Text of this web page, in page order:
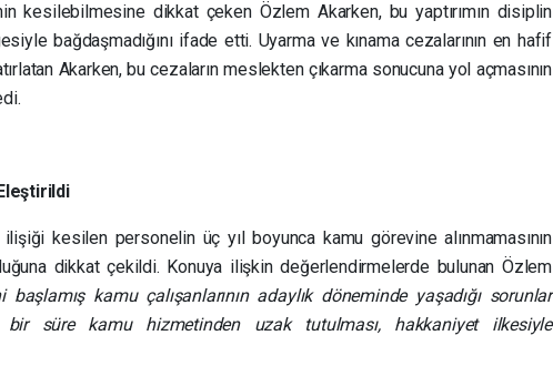
kesilebilmesine dikkat çeken Özlem Akarken, bu yaptırımın disiplin
bağdaşmadığını ifade etti. Uyarma ve kınama cezalarının en hafif
Akarken, bu cezaların meslekten çıkarma sonucuna yol açmasının
ilişiği kesilen personelin üç yıl boyunca kamu görevine alınmamasının
dikkat çekildi. Konuya ilişkin değerlendirmelerde bulunan Özlem
başlamış kamu çalışanlarının adaylık döneminde yaşadığı sorunlar
süre kamu hizmetinden uzak tutulması, hakkaniyet ilkesiyle